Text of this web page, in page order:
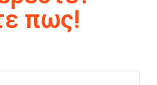
πως!